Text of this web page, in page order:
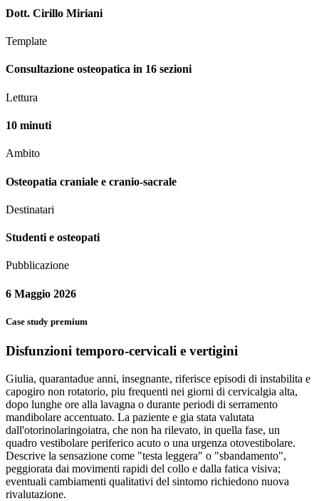
Dott. Cirillo Miriani
Template
Consultazione osteopatica in 16 sezioni
Lettura
10 minuti
Ambito
Osteopatia craniale e cranio-sacrale
Destinatari
Studenti e osteopati
Pubblicazione
6 Maggio 2026
Case study premium
Disfunzioni temporo-cervicali e vertigini
Giulia, quarantadue anni, insegnante, riferisce episodi di instabilita e
capogiro non rotatorio, piu frequenti nei giorni di cervicalgia alta,
dopo lunghe ore alla lavagna o durante periodi di serramento
mandibolare accentuato. La paziente e gia stata valutata
dall'otorinolaringoiatra, che non ha rilevato, in quella fase, un
quadro vestibolare periferico acuto o una urgenza otovestibolare.
Descrive la sensazione come "testa leggera" o "sbandamento",
peggiorata dai movimenti rapidi del collo e dalla fatica visiva;
eventuali cambiamenti qualitativi del sintomo richiedono nuova
rivalutazione.